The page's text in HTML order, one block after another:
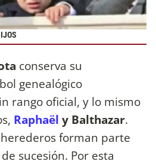
conserva su
genealógico
rango oficial, y lo mismo
Raphaël y Balthazar.
forman parte
sucesión. Por esta